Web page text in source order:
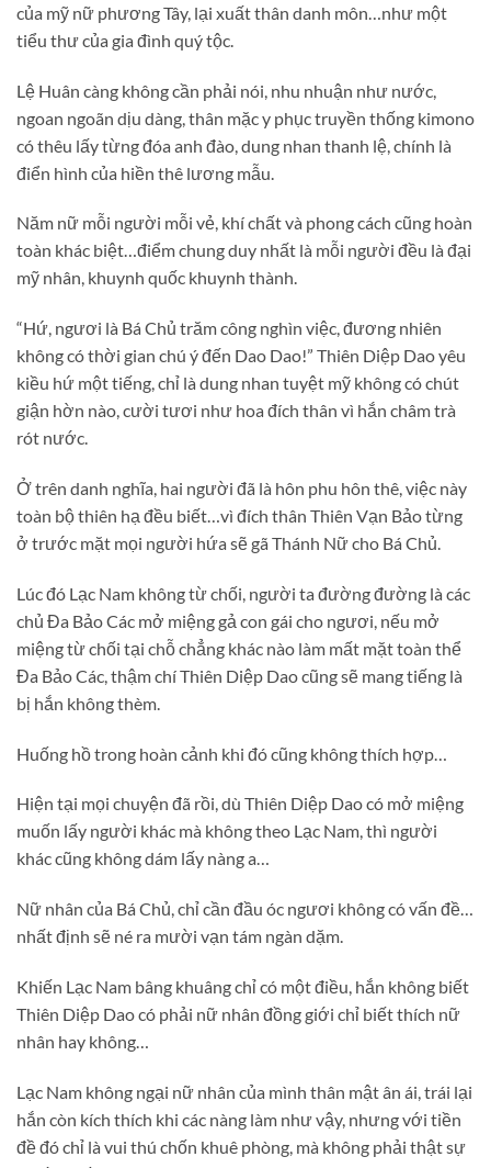
của mỹ nữ phương Tây, lại xuất thân danh môn…như một
tiểu thư của gia đình quý tộc.
Lệ Huân càng không cần phải nói, nhu nhuận như nước,
ngoan ngoãn dịu dàng, thân mặc y phục truyền thống kimono
có thêu lấy từng đóa anh đào, dung nhan thanh lệ, chính là
điển hình của hiền thê lương mẫu.
Năm nữ mỗi người mỗi vẻ, khí chất và phong cách cũng hoàn
toàn khác biệt…điểm chung duy nhất là mỗi người đều là đại
mỹ nhân, khuynh quốc khuynh thành.
“Hứ, ngươi là Bá Chủ trăm công nghìn việc, đương nhiên
không có thời gian chú ý đến Dao Dao!” Thiên Diệp Dao yêu
kiều hứ một tiếng, chỉ là dung nhan tuyệt mỹ không có chút
giận hờn nào, cười tươi như hoa đích thân vì hắn châm trà
rót nước.
Ở trên danh nghĩa, hai người đã là hôn phu hôn thê, việc này
toàn bộ thiên hạ đều biết…vì đích thân Thiên Vạn Bảo từng
ở trước mặt mọi người hứa sẽ gã Thánh Nữ cho Bá Chủ.
Lúc đó Lạc Nam không từ chối, người ta đường đường là các
chủ Đa Bảo Các mở miệng gả con gái cho ngươi, nếu mở
miệng từ chối tại chỗ chẳng khác nào làm mất mặt toàn thể
Đa Bảo Các, thậm chí Thiên Diệp Dao cũng sẽ mang tiếng là
bị hắn không thèm.
Huống hồ trong hoàn cảnh khi đó cũng không thích hợp…
Hiện tại mọi chuyện đã rồi, dù Thiên Diệp Dao có mở miệng
muốn lấy người khác mà không theo Lạc Nam, thì người
khác cũng không dám lấy nàng a…
Nữ nhân của Bá Chủ, chỉ cần đầu óc ngươi không có vấn đề…
nhất định sẽ né ra mười vạn tám ngàn dặm.
Khiến Lạc Nam bâng khuâng chỉ có một điều, hắn không biết
Thiên Diệp Dao có phải nữ nhân đồng giới chỉ biết thích nữ
nhân hay không…
Lạc Nam không ngại nữ nhân của mình thân mật ân ái, trái lại
hắn còn kích thích khi các nàng làm như vậy, nhưng với tiền
đề đó chỉ là vui thú chốn khuê phòng, mà không phải thật sự